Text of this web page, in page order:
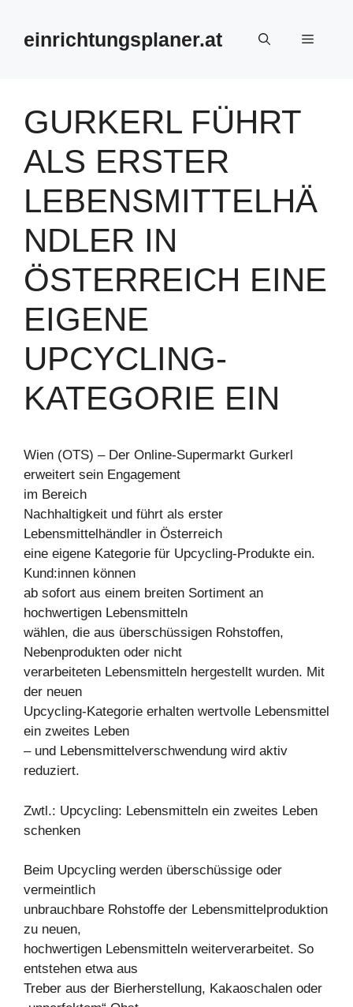
springeneinrichtungsplaner.at Menü
GURKERL FÜHRT
ALS ERSTER
LEBENSMITTELHÄ
NDLER IN
ÖSTERREICH EINE
EIGENE
UPCYCLING-
KATEGORIE EIN
Wien (OTS) – Der Online-Supermarkt Gurkerl
erweitert sein Engagement
im Bereich
Nachhaltigkeit und führt als erster
Lebensmittelhändler in Österreich
eine eigene Kategorie für Upcycling-Produkte ein.
Kund:innen können
ab sofort aus einem breiten Sortiment an
hochwertigen Lebensmitteln
wählen, die aus überschüssigen Rohstoffen,
Nebenprodukten oder nicht
verarbeiteten Lebensmitteln hergestellt wurden. Mit
der neuen
Upcycling-Kategorie erhalten wertvolle Lebensmittel
ein zweites Leben
– und Lebensmittelverschwendung wird aktiv
reduziert.
Zwtl.: Upcycling: Lebensmitteln ein zweites Leben
schenken
Beim Upcycling werden überschüssige oder
vermeintlich
unbrauchbare Rohstoffe der Lebensmittelproduktion
zu neuen,
hochwertigen Lebensmitteln weiterverarbeitet. So
entstehen etwa aus
Treber aus der Bierherstellung, Kakaoschalen oder